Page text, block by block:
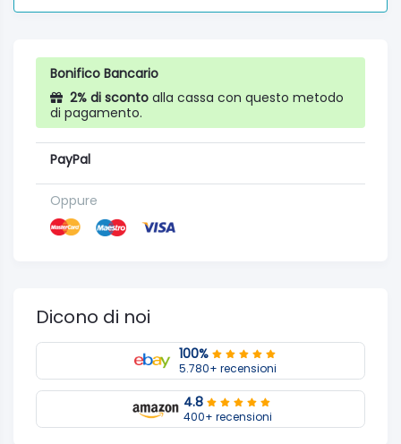
Bonifico Bancario
2% di sconto alla cassa con questo metodo
di pagamento.
PayPal
Oppure
Dicono di noi
100%
5.780+ recensioni
4.8
400+ recensioni